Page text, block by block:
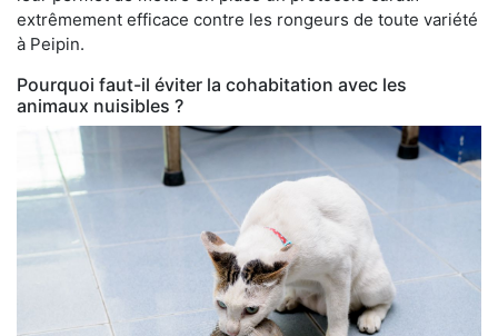
extrêmement efficace contre les rongeurs de toute variété
à Peipin.
Pourquoi faut-il éviter la cohabitation avec les
animaux nuisibles ?